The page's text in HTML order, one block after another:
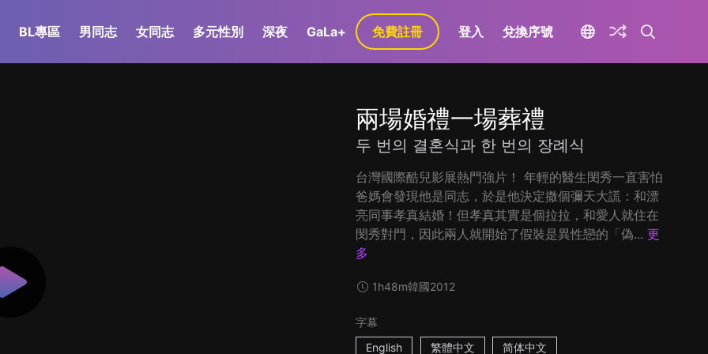
BL專區 男同志 女同志 多元性別 深夜 GaLa+ 免費註冊 登入 兌換序號
兩場婚禮一場葬禮
두 번의 결혼식과 한 번의 장례식
台灣國際酷兒影展熱門強片！ 年輕的醫生閔秀一直害怕
爸媽會發現他是同志，於是他決定撒個彌天大謊：和漂
亮同事孝真結婚！但孝真其實是個拉拉，和愛人就住在
閔秀對門，因此兩人就開始了假裝是異性戀的「偽... 更
多
1h48m韓國2012
字幕
English
繁體中文 简体中文